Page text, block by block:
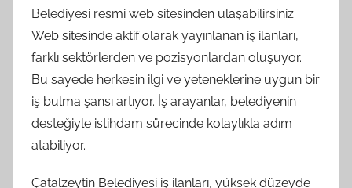
Belediyesi resmi web sitesinden ulaşabilirsiniz.
Web sitesinde aktif olarak yayınlanan iş ilanları,
farklı sektörlerden ve pozisyonlardan oluşuyor.
Bu sayede herkesin ilgi ve yeteneklerine uygun bir
iş bulma şansı artıyor. İş arayanlar, belediyenin
desteğiyle istihdam sürecinde kolaylıkla adım
atabiliyor.
Çatalzeytin Belediyesi iş ilanları, yüksek düzeyde